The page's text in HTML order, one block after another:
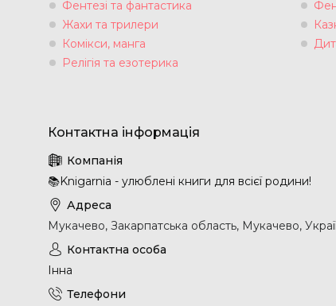
Фентезі та фантастика
Жахи та трилери
Комікси, манга
Релігія та езотерика
📚Knigarnia - улюблені книги для всієї родини!
Мукачево, Закарпатська область, Мукачево,
Інна